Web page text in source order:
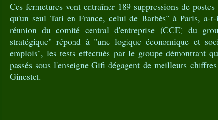
Ces fermetures vont entraîner 189 suppressions de
qu'un seul Tati en France, celui de Barbès" à Paris, a-
réunion du comité central d'entreprise (CCE) du
stratégique" répond à "une logique économique et
emplois", les tests effectués par le groupe démontrant
passés sous l'enseigne Gifi dégagent de meilleurs
Ginestet.